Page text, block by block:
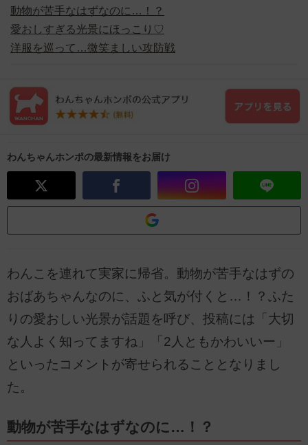
動物が苦手なはずなのに…！？
愛おしすぎる光景にほっこり♡
洋服を巡って…微笑ましい攻防戦
わんちゃんホンポの最新情報をお届け
わんこを連れて実家に帰省。動物が苦手なはずの
おばあちゃんなのに、ふと気が付くと…！？ふた
りの愛おしい光景が話題を呼び、投稿には「大切
な人よく知ってますね」「2人ともかわいいー」
といったコメントが寄せられることとなりまし
た。
動物が苦手なはずなのに…！？